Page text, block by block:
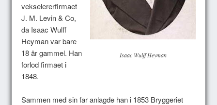
Isaac Wulff Heyman
vekselererfirmaet
J. M. Levin & Co,
da Isaac Wulff
Heyman var bare
18 år gammel. Han
forlod firmaet i
1848.
Sammen med sin far anlagde han i 1853 Bryggeriet